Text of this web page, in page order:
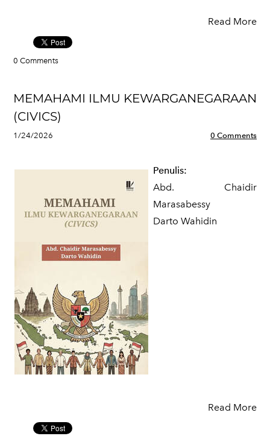
Read More
0 Comments
MEMAHAMI ILMU KEWARGANEGARAAN
(CIVICS)
1/24/2026 0 Comments
Penulis:
Abd. Chaidir
Marasabessy
Darto Wahidin
Read More